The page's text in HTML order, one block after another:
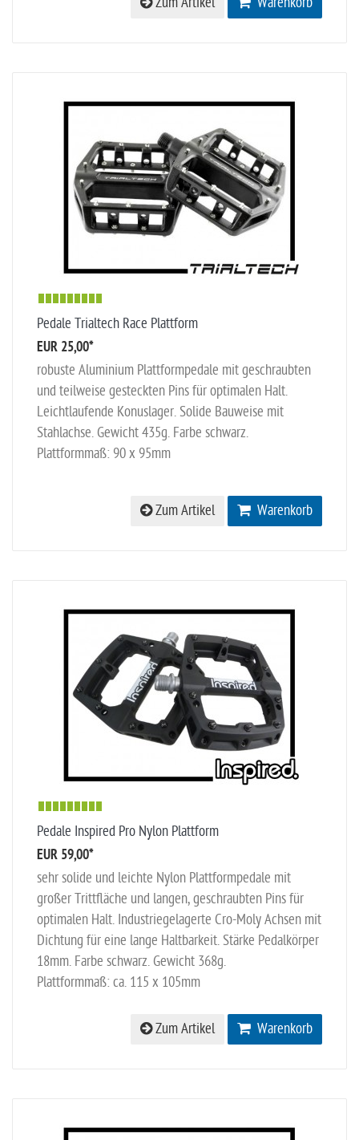
Pedale Trialtech Race Plattform
EUR 25,00*
robuste Aluminium Plattformpedale mit geschraubten
und teilweise gesteckten Pins für optimalen Halt.
Leichtlaufende Konuslager. Solide Bauweise mit
Stahlachse. Gewicht 435g. Farbe schwarz.
Plattformmaß: 90 x 95mm
Warenkorb
Zum Artikel
Pedale Inspired Pro Nylon Plattform
EUR 59,00*
sehr solide und leichte Nylon Plattformpedale mit
großer Trittfläche und langen, geschraubten Pins für
optimalen Halt. Industriegelagerte Cro-Moly Achsen mit
Dichtung für eine lange Haltbarkeit. Stärke Pedalkörper
18mm. Farbe schwarz. Gewicht 368g.
Plattformmaß: ca. 115 x 105mm
Warenkorb
Zum Artikel